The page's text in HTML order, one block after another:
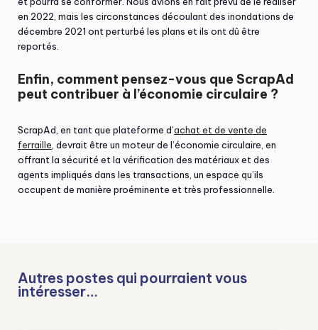
en 2022, mais les circonstances découlant des inondations de
décembre 2021 ont perturbé les plans et ils ont dû être
reportés.
Enfin, comment pensez-vous que ScrapAd
peut contribuer à l’économie circulaire ?
ScrapAd, en tant que plateforme d’achat et de vente de
ferraille , devrait être un moteur de l’économie circulaire, en
offrant la sécurité et la vérification des matériaux et des
agents impliqués dans les transactions, un espace qu’ils
occupent de manière proéminente et très professionnelle.
Autres postes qui pourraient vous
intéresser…